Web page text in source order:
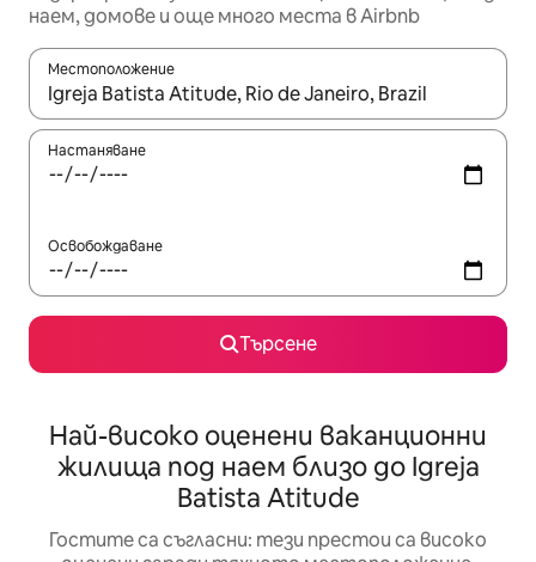
наем, домове и още много места в Airbnb
Местоположение
Когато резултатите се покажат, използвайте
Настаняване
Освобождаване
Търсене
Най-високо оценени ваканционни
жилища под наем близо до Igreja
Batista Atitude
Гостите са съгласни: тези престои са високо